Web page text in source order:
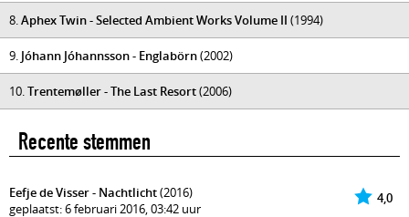
8.Aphex Twin - Selected Ambient Works Volume II (1994)
9. Jóhann Jóhannsson - Englabörn(2002)
10.Trentemøller - The Last Resort(2006)
Recente stemmen
4,0
Eefje de Visser - Nachtlicht(2016)
geplaatst: 6 februari 2016, 03:42 uur